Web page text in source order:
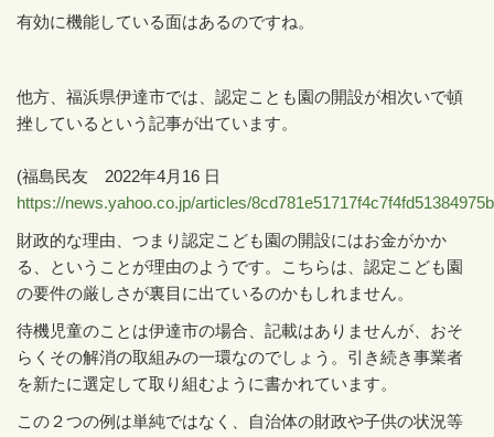
有効に機能している面はあるのですね。
他方、福浜県伊達市では、認定ことも園の開設が相次いで頓
挫しているという記事が出ています。
(福島民友 2022年4月 16 日
https://news.yahoo.co.jp/articles/
財政的な理由、つまり認定こども園の開設にはお金がかか
る、ということが理由のようです。こちらは、認定こども園
の要件の厳しさが裏目に出ているのかもしれません。
待機児童のことは伊達市の場合、記載はありませんが、おそ
らくその解消の取組みの一環なのでしょう。引き続き事業者
を新たに選定して取り組むように書かれています。
この２つの例は単純ではなく、自治体の財政や子供の状況等